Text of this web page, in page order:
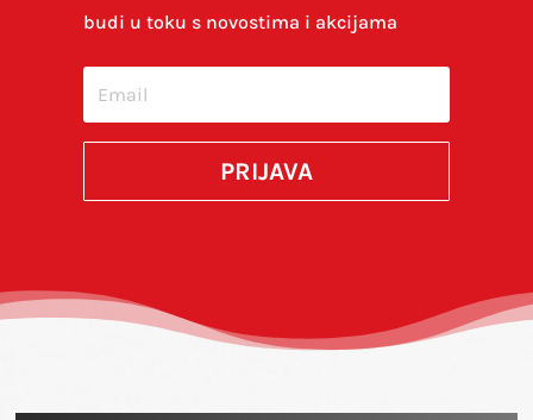
budem komentirao.
budi u toku s novostima i akcijama
PRIJAVA